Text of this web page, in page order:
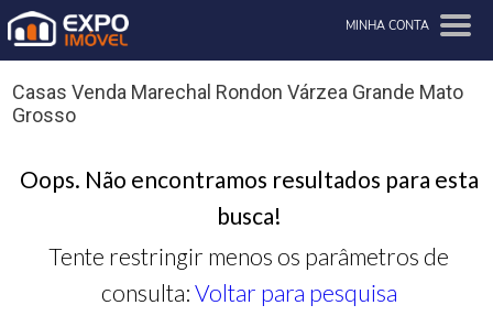
MINHA CONTA
Casas Venda Marechal Rondon Várzea Grande Mato
Grosso
Oops. Não encontramos resultados para esta
busca!
Tente restringir menos os parâmetros de
consulta: Voltar para pesquisa